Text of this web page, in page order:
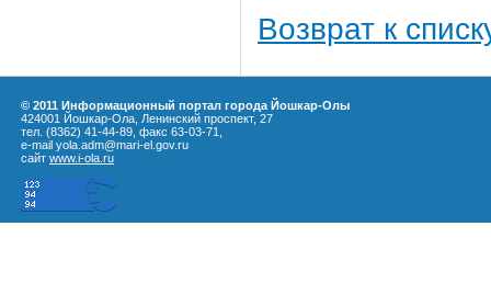
Возврат к
© 2011 Информационный портал города Йошкар-Олы
424001 Йошкар-Ола, Ленинский проспект, 27
тел. (8362) 41-44-89, факс 63-03-71,
e-mail yola.adm@mari-el.gov.ru
сайт www.i-ola.ru